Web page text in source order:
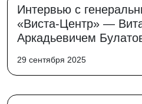
Интервью с
«Виста-Центр» —
Аркадьевичем
29 сентября 2025